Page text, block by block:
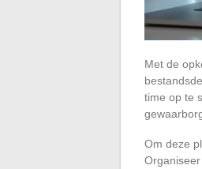
Met de
time op te
Om deze